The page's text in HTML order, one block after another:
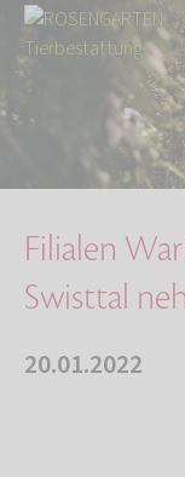
Über uns
Filialen Warburger
Filialen
Swisttal
20.01.2022